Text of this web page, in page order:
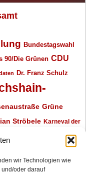
wir Technologien wie
oder darauf
Bundestagswahl
90/Die Grünen CDU
Dr. Franz Schulz
Grüne
Ströbele Karneval der
Polizeimeldungen